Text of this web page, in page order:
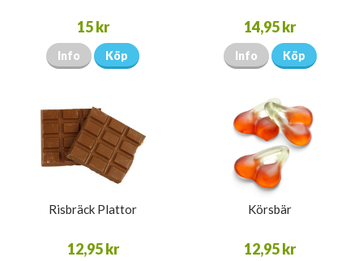
15 kr
Info Köp
14,95 kr
Info Köp
Risbräck Plattor
12,95 kr
Körsbär
12,95 kr